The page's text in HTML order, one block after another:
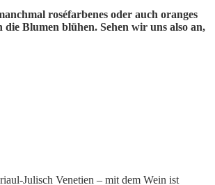
roséfarbenes oder auch oranges
Blumen blühen. Sehen wir uns also an,
Julisch Venetien – mit dem Wein ist